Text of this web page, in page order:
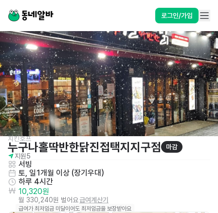
로그인/가입
치킨호프
누구나홀딱반한닭진접택지지구점
마감
지원5
서빙
토, 일1개월 이상 (장기우대)
하루 4시간
10,320원
월 330,240원 벌어요급여계산기
급여가 최저임금 미달이어도 최저임금을 보장받아요